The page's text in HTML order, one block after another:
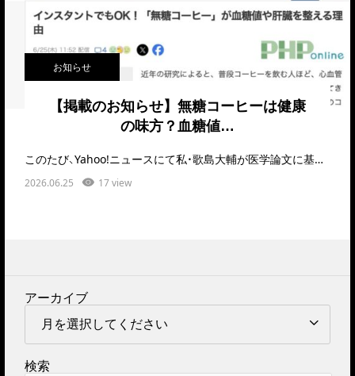
お知らせ
【掲載のお知らせ】無糖コーヒーは健康
の味方？血糖値…
このたび、Yahoo!ニュースにて私・歌島大輔が医学論文に基づいて解説した記事「インスタントでも…
2026.06.25 17 view
アーカイブ
検索